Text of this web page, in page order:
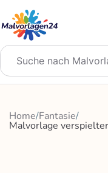
Inhalt
springen
Home/Fantasie/
Malvorlage